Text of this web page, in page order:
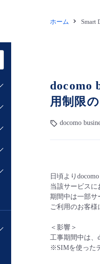
ホーム Smart
docomo
用制限
docomo
日頃より
当該サービスに
期間中は一部サ
ご利用のお客様
＜影響＞
工事期間中は、
※SIMを使った